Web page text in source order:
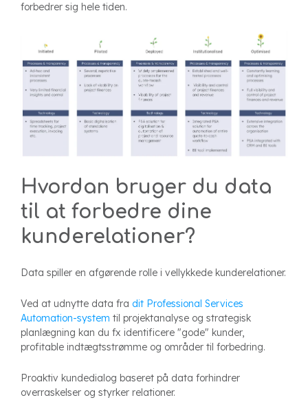
forbedrer sig hele tiden.
Hvordan bruger du data
til at forbedre dine
kunderelationer?
Data spiller en afgørende rolle i vellykkede kunderelationer.
Ved at udnytte data fra dit Professional Services
Automation-system til projektanalyse og strategisk
planlægning kan du fx identificere "gode" kunder,
profitable indtægtsstrømme og områder til forbedring.
Proaktiv kundedialog baseret på data forhindrer
overraskelser og styrker relationer.